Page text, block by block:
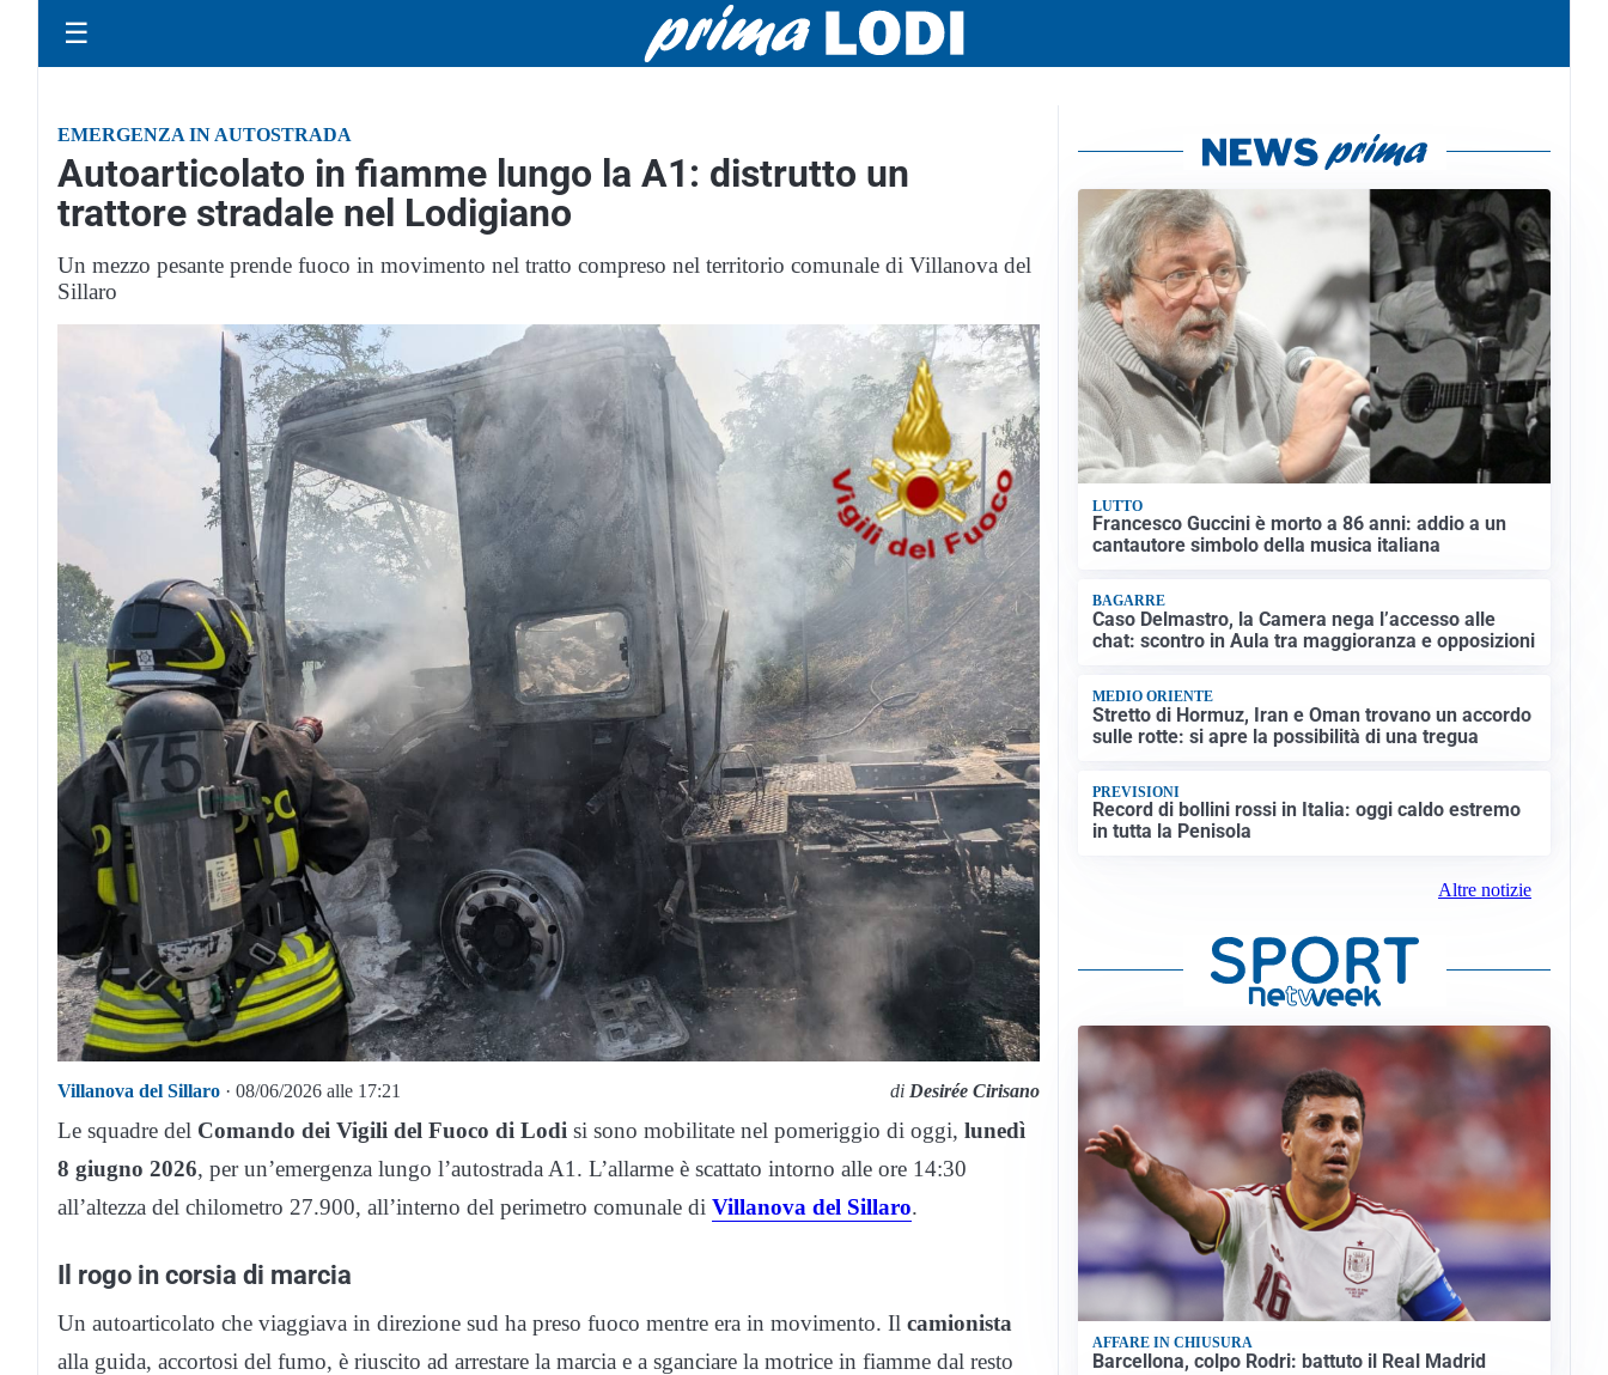
☰
EMERGENZA IN AUTOSTRADA
Autoarticolato in fiamme lungo la A1: distrutto un
trattore stradale nel Lodigiano
Un mezzo pesante prende fuoco in movimento nel tratto compreso nel territorio comunale di Villanova del
Sillaro
Villanova del Sillaro · 08/06/2026 alle 17:21 di Desirée Cirisano
Le squadre del Comando dei Vigili del Fuoco di Lodi si sono mobilitate nel pomeriggio di oggi, lunedì
8 giugno 2026, per un’emergenza lungo l’autostrada A1. L’allarme è scattato intorno alle ore 14:30
all’altezza del chilometro 27.900, all’interno del perimetro comunale di Villanova del Sillaro.
Il rogo in corsia di marcia
Un autoarticolato che viaggiava in direzione sud ha preso fuoco mentre era in movimento. Il camionista
alla guida, accortosi del fumo, è riuscito ad arrestare la marcia e a sganciare la motrice in fiamme dal resto
LUTTO
Francesco Guccini è morto a 86 anni: addio a un
cantautore simbolo della musica italiana
BAGARRE
Caso Delmastro, la Camera nega l’accesso alle
chat: scontro in Aula tra maggioranza e opposizioni
MEDIO ORIENTE
Stretto di Hormuz, Iran e Oman trovano un accordo
sulle rotte: si apre la possibilità di una tregua
PREVISIONI
Record di bollini rossi in Italia: oggi caldo estremo
in tutta la Penisola
Altre notizie
AFFARE IN CHIUSURA
Barcellona, colpo Rodri: battuto il Real Madrid